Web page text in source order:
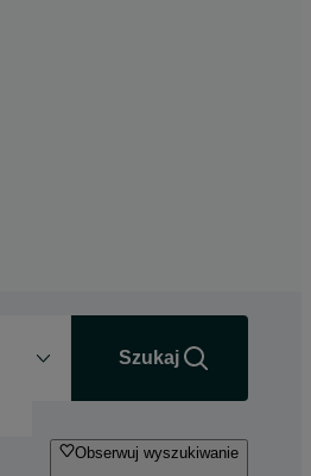
Szukaj
Obserwuj wyszukiwanie